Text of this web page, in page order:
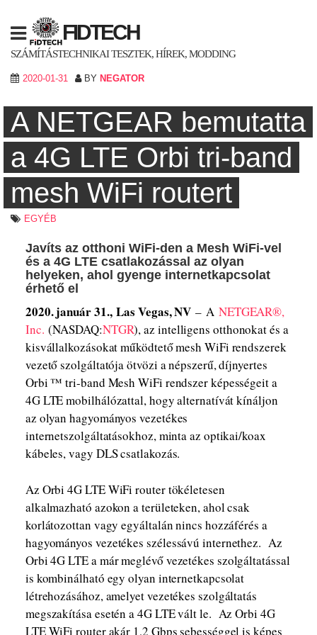
content
FIDTECH
SZÁMÍTÁSTECHNIKAI TESZTEK, HÍREK, MODDING
2020-01-31 BY NEGATOR
A NETGEAR bemutatta
a 4G LTE Orbi tri-band
mesh WiFi routert
EGYÉB
Javíts az otthoni WiFi-den a Mesh WiFi-vel
és a 4G LTE csatlakozással az olyan
helyeken, ahol gyenge internetkapcsolat
érhető el
2020. január 31.,Las Vegas, NV– A NETGEAR®,
Inc. (NASDAQ:NTGR), az intelligens otthonokat és a
kisvállalkozásokat működtető mesh WiFi rendszerek
vezető szolgáltatója ötvözi a népszerű, díjnyertes
Orbi ™ tri-band Mesh WiFi rendszer képességeit a
4G LTE mobilhálózattal, hogy alternatívát kínáljon
az olyan hagyományos vezetékes
internetszolgáltatásokhoz, minta az optikai/koax
kábeles, vagy DLS csatlakozás.​​​​​​​
Az Orbi 4G LTE WiFi router tökéletesen
alkalmazható azokon a területeken, ahol csak
korlátozottan vagy egyáltalán nincs hozzáférés a
hagyományos vezetékes szélessávú internethez. Az
Orbi 4G LTE a már meglévő vezetékes szolgáltatással
is kombinálható egy olyan internetkapcsolat
létrehozásához, amelyet vezetékes szolgáltatás
megszakítása esetén a 4G LTE vált le. Az Orbi 4G
LTE WiFi router akár 1,2 Gbps sebességgel is képes